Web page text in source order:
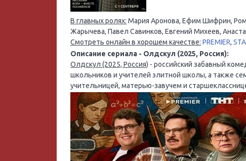
В главных ролях: Мария Аронова, Ефим Шифрин,
Жарычева, Павел Савинков, Евгений Михеев,
Смотреть онлайн в хорошем качестве: PREMIER,
Описание сериала - Олдскул (2025, Россия):
Олдскул (2025, Россия) - российский забавный
школьников и учителей элитной школы, а также
учительницей, матерью-завучем и